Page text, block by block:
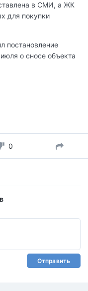
в СМИ, а ЖК
для покупки
постановление
о сносе объекта
0
Отправить